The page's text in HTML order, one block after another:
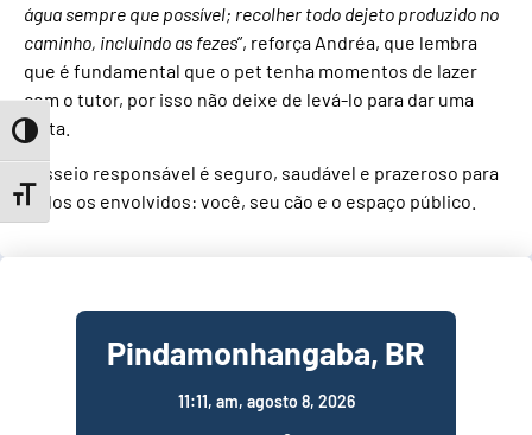
Toggle High Contrast
Toggle Font size
água sempre que possível; recolher todo dejeto produzido no
caminho, incluindo as fezes”, reforça Andréa, que lembra
que é fundamental que o pet tenha momentos de lazer
com o tutor, por isso não deixe de levá-lo para dar uma
volta.
Passeio responsável é seguro, saudável e prazeroso para
todos os envolvidos: você, seu cão e o espaço público.
Pindamonhangaba, BR
11:11, am, agosto 8, 2026